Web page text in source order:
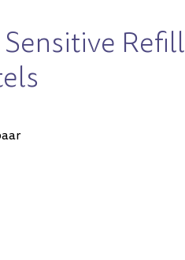
Refill